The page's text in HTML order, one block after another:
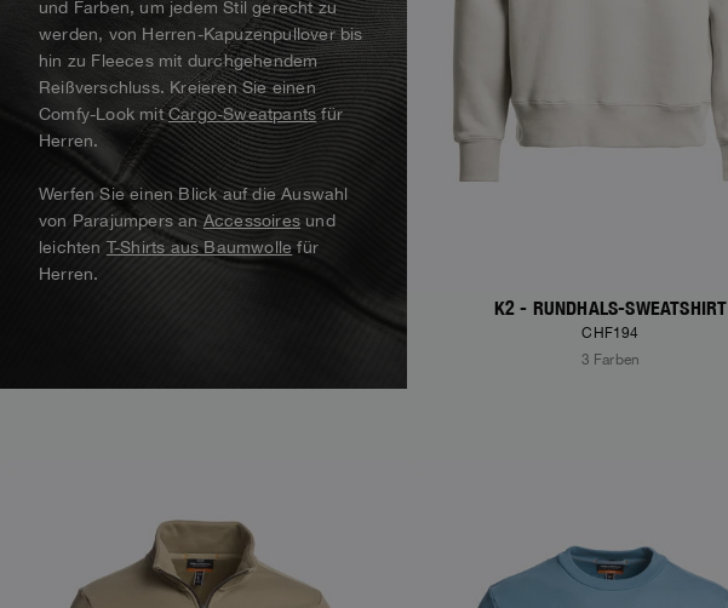
Westen
Bademode
Parka-Jacke
Alles anzeigen
Parka
Alles anzeigen
Alaskan Bush Pilot
View All
und Farben, um jedem Stil gerecht zu
werden, von Herren-Kapuzenpullover bis
hin zu Fleeces mit durchgehendem
Reißverschluss. Kreieren Sie einen
Comfy-Look mitCargo-Sweatpantsfür
Herren.
Werfen Sie einen Blick auf die Auswahl
von Parajumpers anAccessoires und
leichten T-Shirts aus Baumwolle für
Herren.
K2 - RUNDHALS-SWEATSHIRT
CHF194
3 Farben